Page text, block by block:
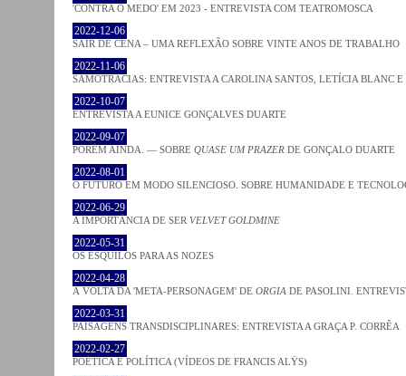
'CONTRA O MEDO' EM 2023 - ENTREVISTA COM TEATROMOSCA
2022-12-06
SAIR DE CENA – UMA REFLEXÃO SOBRE VINTE ANOS DE TRABALHO
2022-11-06
SAMOTRACIAS: ENTREVISTA A CAROLINA SANTOS, LETÍCIA BLANC
2022-10-07
ENTREVISTA A EUNICE GONÇALVES DUARTE
2022-09-07
PORÉM AINDA. — SOBRE QUASE UM PRAZER DE GONÇALO DUARTE
2022-08-01
O FUTURO EM MODO SILENCIOSO. SOBRE HUMANIDADE E
2022-06-29
A IMPORTÂNCIA DE SER VELVET GOLDMINE
2022-05-31
OS ESQUILOS PARA AS NOZES
2022-04-28
À VOLTA DA 'META-PERSONAGEM' DE ORGIA DE PASOLINI.
2022-03-31
PAISAGENS TRANSDISCIPLINARES: ENTREVISTA A GRAÇA P. CORRÊA
2022-02-27
POÉTICA E POLÍTICA (VÍDEOS DE FRANCIS ALŸS)